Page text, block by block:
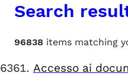
Search
96838 items matching
Accesso ai